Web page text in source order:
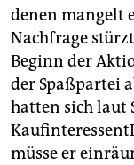
denen mangelt
Nachfrage
Beginn der
der Spaßpartei
hatten sich laut
müsse er